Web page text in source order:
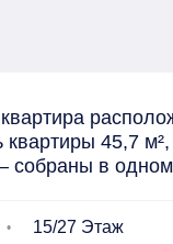
45,7 м²,
собраны в
15/27 Этаж